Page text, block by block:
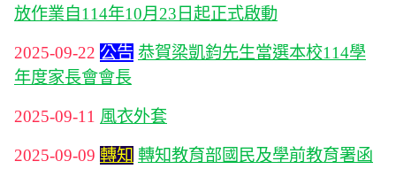
放作業自114年10月23日起正式啟動
2025-09-22 公告 恭賀梁凱鈞先生當選本校114學
年度家長會會長
2025-09-11 風衣外套
2025-09-09 轉知 轉知教育部國民及學前教育署函